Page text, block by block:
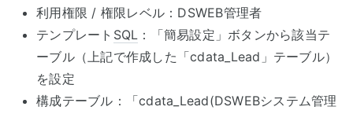
利用権限 / 権限レベル：DSWEB管理者
テンプレート SQL ：「簡易設定」ボタンから該当テ
ーブル（上記で作成した「cdata_Lead」テーブル）
を設定
構成テーブル：「cdata_Lead(DSWEBシステム管理